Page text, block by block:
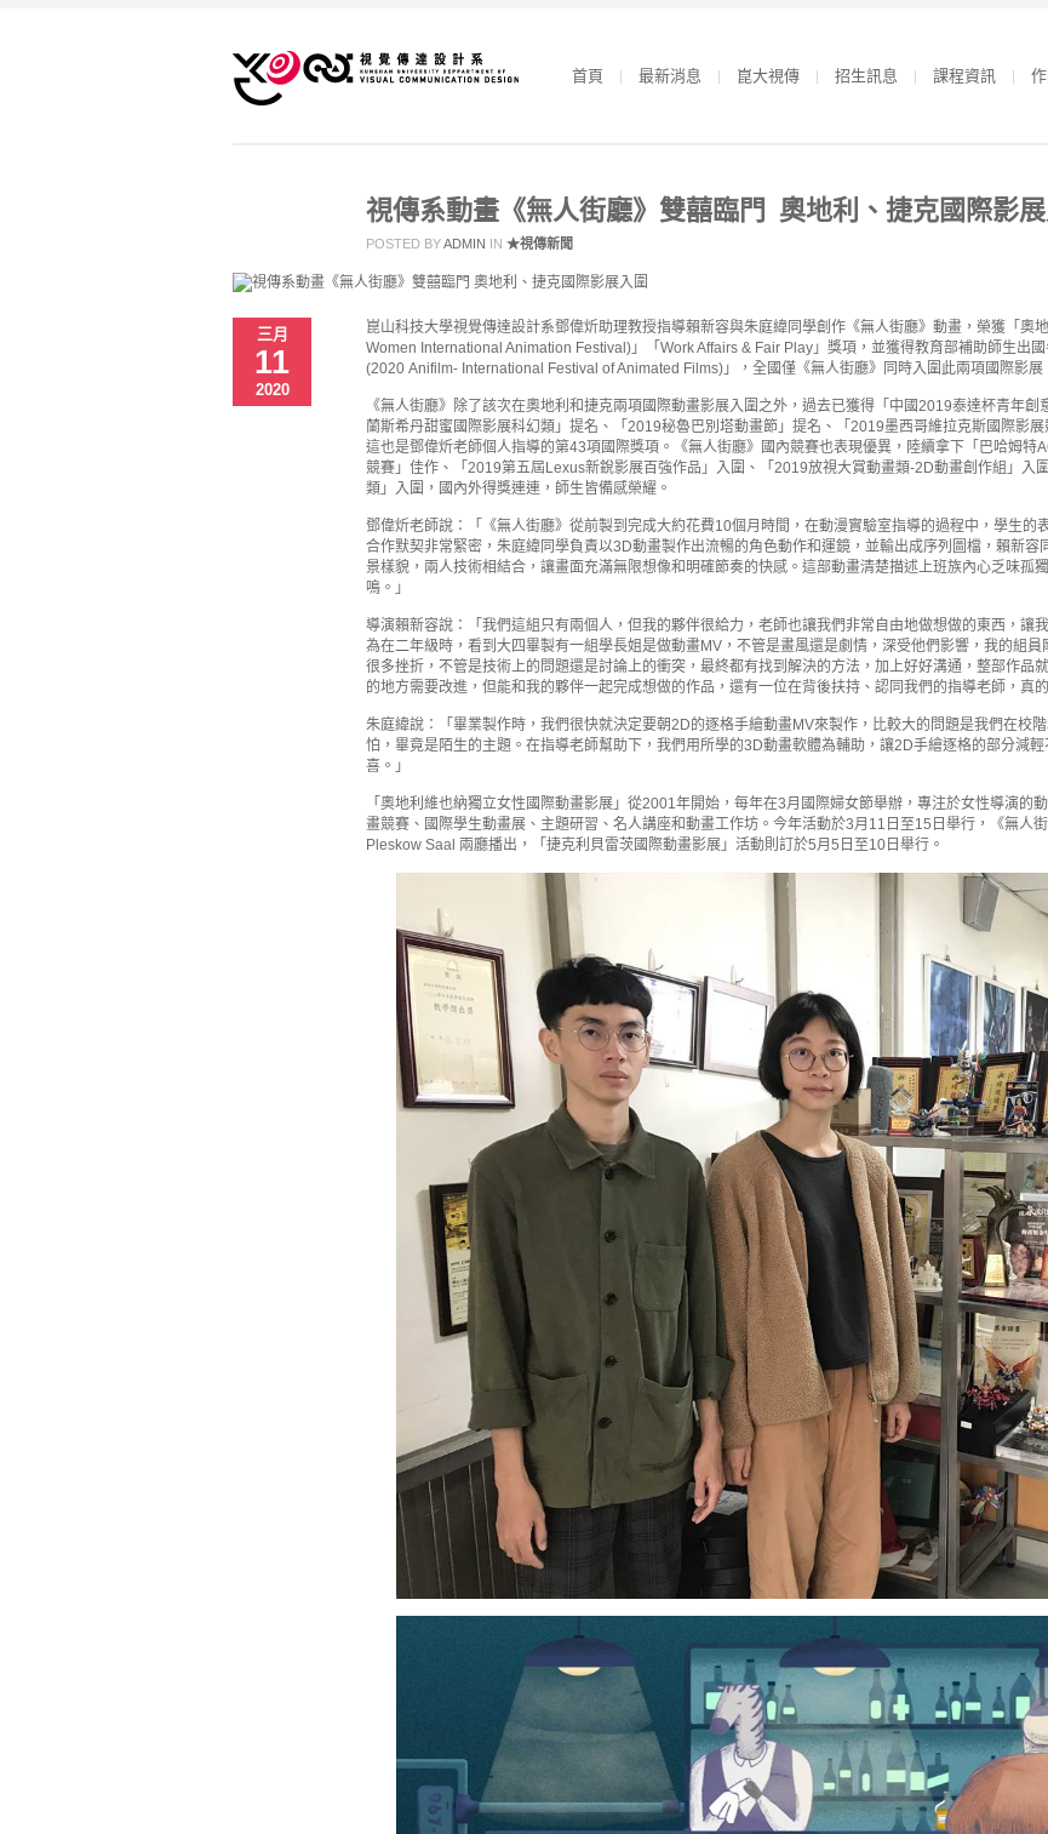
首頁 最新消息 崑大視傳 招生訊息 課程資訊
視傳系動畫《無人街廳》雙囍臨門 奧地利、捷克國際影展
POSTED BYADMIN IN ★視傳新聞
三月
11
2020
崑山科技大學視覺傳達設計系鄧偉炘助理教授指導賴新容與朱庭緯同學創作《無人街廳》動畫，榮獲「奧
Women International Animation Festival)」「Work Affairs & Fair Play」獎項，並獲得教育部補助師生出
(2020 Anifilm- International Festival of Animated Films)」，全國僅《無人街廳》同時入圍此兩項國際影展
《無人街廳》除了該次在奧地利和捷克兩項國際動畫影展入圍之外，過去已獲得「中國2019泰達杯青年
蘭斯希丹甜蜜國際影展科幻類」提名、「2019秘魯巴別塔動畫節」提名、「2019墨西哥維拉克斯國際影
這也是鄧偉炘老師個人指導的第43項國際獎項。《無人街廳》國內競賽也表現優異，陸續拿下「巴哈姆
競賽」佳作、「2019第五屆Lexus新銳影展百強作品」入圍、「2019放視大賞動畫類-2D動畫創作組」入
類」入圍，國內外得獎連連，師生皆備感榮耀。
鄧偉炘老師說：「《無人街廳》從前製到完成大約花費10個月時間，在動漫實驗室指導的過程中，學生的
合作默契非常緊密，朱庭緯同學負責以3D動畫製作出流暢的角色動作和運鏡，並輸出成序列圖檔，賴新
景樣貌，兩人技術相結合，讓畫面充滿無限想像和明確節奏的快感。這部動畫清楚描述上班族內心乏味孤
鳴。」
導演賴新容說：「我們這組只有兩個人，但我的夥伴很給力，老師也讓我們非常自由地做想做的東西，讓
為在二年級時，看到大四畢製有一組學長姐是做動畫MV，不管是畫風還是劇情，深受他們影響，我的組
很多挫折，不管是技術上的問題還是討論上的衝突，最終都有找到解決的方法，加上好好溝通，整部作品
的地方需要改進，但能和我的夥伴一起完成想做的作品，還有一位在背後扶持、認同我們的指導老師，真的
朱庭緯說：「畢業製作時，我們很快就決定要朝2D的逐格手繪動畫MV來製作，比較大的問題是我們在校
怕，畢竟是陌生的主題。在指導老師幫助下，我們用所學的3D動畫軟體為輔助，讓2D手繪逐格的部分減
喜。」
「奧地利維也納獨立女性國際動畫影展」從2001年開始，每年在3月國際婦女節舉辦，專注於女性導演的
畫競賽、國際學生動畫展、主題研習、名人講座和動畫工作坊。今年活動於3月11日至15日舉行，《無人
Pleskow Saal 兩廳播出，「捷克利貝雷茨國際動畫影展」活動則訂於5月5日至10日舉行。